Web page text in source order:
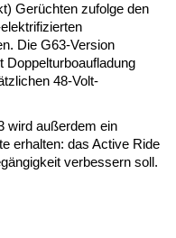
Gerüchten zufolge den
Die G63-Version
Doppelturboaufladung
48-Volt-
wird außerdem ein
erhalten: das Active Ride
verbessern soll.